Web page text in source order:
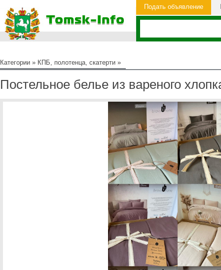
Подать объявление
Категории » КПБ, полотенца, скатерти »
Постельное белье из вареного